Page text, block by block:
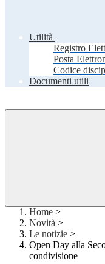
Utilità
Registro
Posta
Codice
Documenti utili
Home >
Novità >
Le notizie >
Open Day alla
condivisione